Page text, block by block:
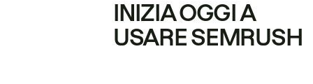
INIZIA OGGI A
USARE SEMRUSH